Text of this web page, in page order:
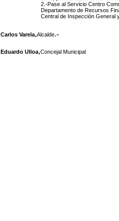
2.-Pase al Servicio Centro
Departamento de Recursos
Central de Inspección General
Carlos Varela,Alcalde.-
Eduardo Ulloa,Concejal Municipal